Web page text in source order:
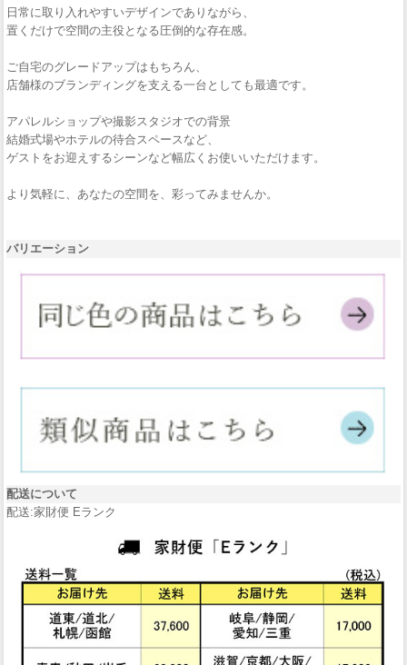
日常に取り入れやすいデザインでありながら、
置くだけで空間の主役となる圧倒的な存在感。
ご自宅のグレードアップはもちろん、
店舗様のブランディングを支える一台としても最適です。
アパレルショップや撮影スタジオでの背景
結婚式場やホテルの待合スペースなど、
ゲストをお迎えするシーンなど幅広くお使いいただけます。
より気軽に、あなたの空間を、彩ってみませんか。
バリエーション
配送について
配送:家財便 Eランク